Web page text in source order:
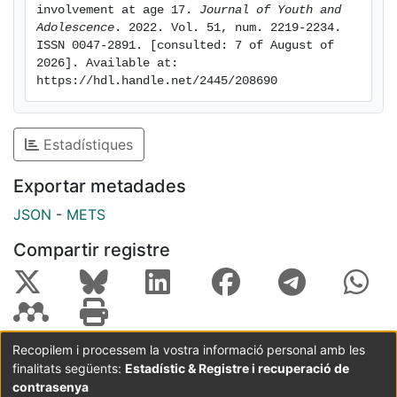
involvement at age 17. Journal of Youth and
Adolescence . 2022. Vol. 51, num. 2219-2234.
ISSN 0047-2891. [consulted: 7 of August of
2026]. Available at:
https://hdl.handle.net/2445/208690
Estadístiques
Exportar metadades
JSON - METS
Compartir registre
Coordinació:CRAI UB Avís legal
Metadades
subjectes a:
Recopilem i processem la vostra informació personal amb les
finalitats següents: Estadístic & Registre i recuperació de
contrasenya